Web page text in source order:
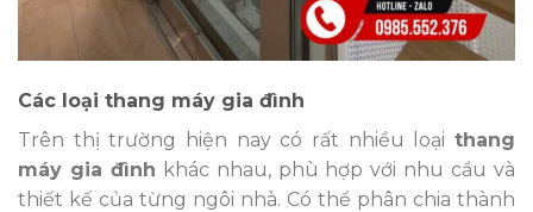
Các loại thang máy gia đình
Trên thị trường hiện nay có rất nhiều loại thang
máy gia đình khác nhau, phù hợp với nhu cầu và
thiết kế của từng ngôi nhà. Có thể phân chia thành